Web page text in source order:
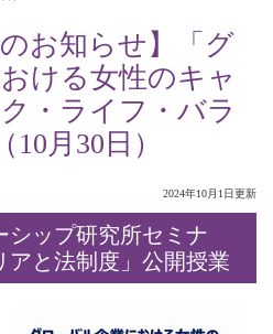
お知らせ】「グ
ける女性のキャ
・ライフ・バラ
月30日）
2024年10月1日更新
シップ研究所セミナ
アと法制度」公開授業